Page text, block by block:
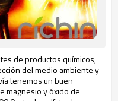
de productos químicos,
del medio ambiente y
tenemos un buen
magnesio y óxido de